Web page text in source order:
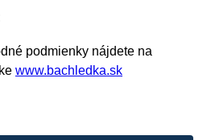
podmienky nájdete na
www.bachledka.sk